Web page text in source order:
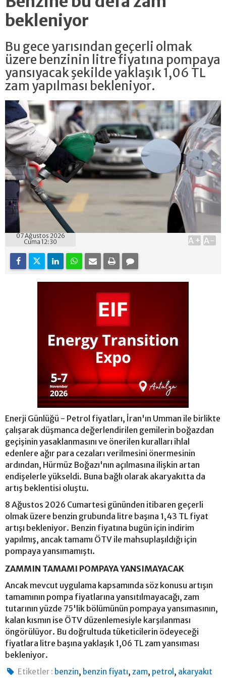
bekleniyor
Bu gece yarısından geçerli olmak
üzere benzinin litre fiyatına pompaya
yansıyacak şekilde yaklaşık 1,06 TL
zam yapılması bekleniyor.
07 Ağustos 2026
Cuma 12:30
A+ A-
Enerji Günlüğü - Petrol fiyatları, İran'ın Umman ile birlikte
çalışarak düşmanca değerlendirilen gemilerin boğazdan
geçişinin yasaklanmasını ve önerilen kuralları ihlal
edenlere ağır para cezaları verilmesini önermesinin
ardından, Hürmüz Boğazı'nın açılmasına ilişkin artan
endişelerle yükseldi. Buna bağlı olarak akaryakıtta da
artış beklentisi oluştu.
8 Ağustos 2026 Cumartesi gününden itibaren geçerli
olmak üzere benzin grubunda litre başına 1,43 TL fiyat
artışı bekleniyor. Benzin fiyatına bugün için indirim
yapılmış, ancak tamamı ÖTV ile mahsuplaşıldığı için
pompaya yansımamıştı.
ZAMMIN TAMAMI POMPAYA YANSIMAYACAK
Ancak mevcut uygulama kapsamında söz konusu artışın
tamamının pompa fiyatlarına yansıtılmayacağı, zam
tutarının yüzde 75'lik bölümünün pompaya yansımasının,
kalan kısmın ise ÖTV düzenlemesiyle karşılanması
öngörülüyor. Bu doğrultuda tüketicilerin ödeyeceği
fiyatlara litre başına yaklaşık 1,06 TL zam yansıması
bekleniyor.
Etiketler : benzin, benzin fiyatı,zam, petrol , akaryakıt